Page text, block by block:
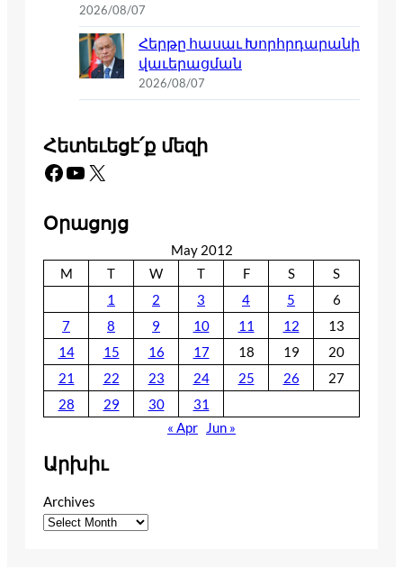
2026/08/07
Հերթը հասաւ Խորհրդարանի
վաւերացման
2026/08/07
Հետեւեցէ՛ք մեզի
Facebook YouTube X
Օրացոյց
May 2012
M
T W T F S
S
1
2 3 4 5
6
7
8 9 10 11 12
13
14
15 16 17 18 19
20
21
22 23 24 25 26
27
28
29 30
31
« Apr
Jun »
Արխիւ
Archives